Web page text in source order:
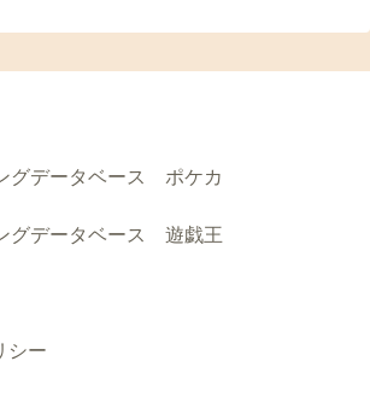
グデータベース ポケカ
グデータベース 遊戯王
シー